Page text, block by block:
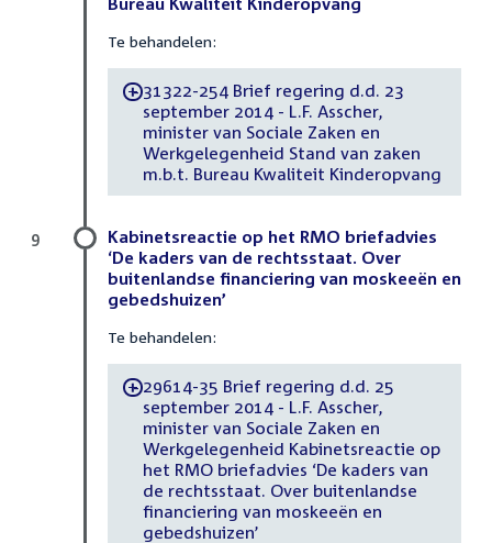
Te behandelen:
-31322-254 Brief regering d.d. 23
september 2014 - L.F. Asscher,
minister van Sociale Zaken en
Werkgelegenheid Stand van zaken
m.b.t. Bureau Kwaliteit Kinderopvang
Kabinetsreactie op het RMO briefadvies
‘De kaders van de rechtsstaat. Over
buitenlandse financiering van moskeeën en
gebedshuizen’
Te behandelen:
-29614-35 Brief regering d.d. 25
september 2014 - L.F. Asscher,
minister van Sociale Zaken en
Werkgelegenheid Kabinetsreactie op
het RMO briefadvies ‘De kaders van
de rechtsstaat. Over buitenlandse
financiering van moskeeën en
gebedshuizen’
9